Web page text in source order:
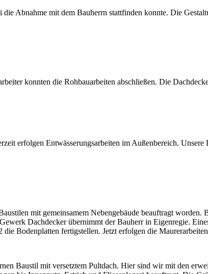
Abnahme mit dem Bauherrn stattfinden konnte. Die
konnten die Rohbauarbeiten abschließen. Die
erfolgen Entwässerungsarbeiten im Außenbereich.
mit gemeinsamem Nebengebäude beauftragt
Dachdecker übernimmt der Bauherr in Eigenregie.
Bodenplatten fertigstellen. Jetzt erfolgen die
Baustil mit versetztem Pultdach. Hier sind wir mit den